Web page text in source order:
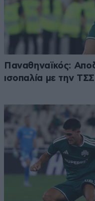
Παναθηναϊκός:
ισοπαλία με την